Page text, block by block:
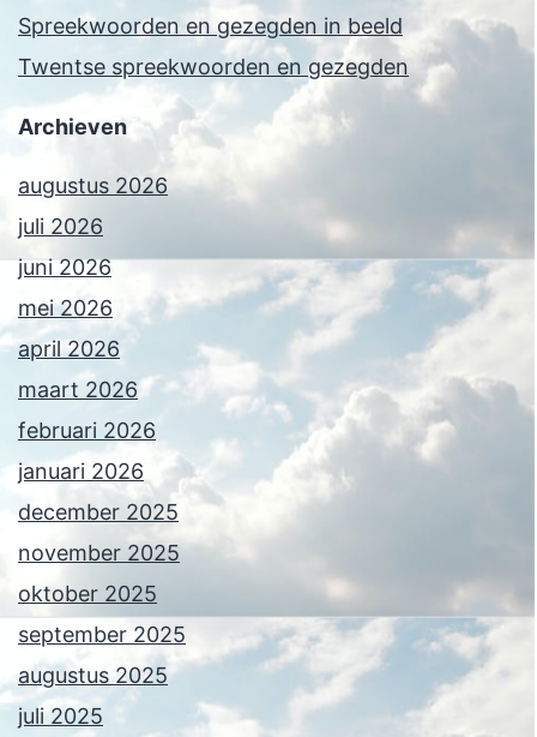
Spreekwoorden en gezegden in beeld
Twentse spreekwoorden en gezegden
Archieven
augustus 2026
juli 2026
juni 2026
mei 2026
april 2026
maart 2026
februari 2026
januari 2026
december 2025
november 2025
oktober 2025
september 2025
augustus 2025
juli 2025